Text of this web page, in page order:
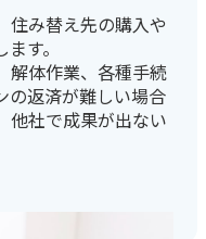
住み替え先の購入や
す。
解体作業、各種手続
の返済が難しい場合
他社で成果が出ない